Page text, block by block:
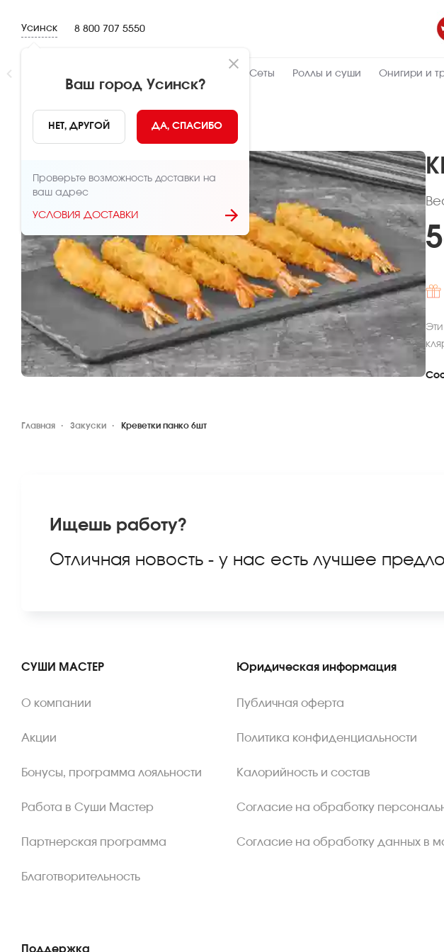
Усинск
Ваш город Усинск?
НЕТ, ДРУГОЙ ДА, СПАСИБО
Проверьте возможность доставки на
ваш адрес
УСЛОВИЯ ДОСТАВКИ
8 800 707 5550
Сеты Роллы и суши Онигири и
НАЗАД
Главная Закуски Креветки панко 6шт
Ищешь работу?
Отличная новость - у нас есть лучшее
СУШИ МАСТЕР
О компании
Акции
Бонусы, программа лояльности
Работа в Суши Мастер
Партнерская программа
Благотворительность
Юридическая информация
Публичная оферта
Политика конфиденциальности
Калорийность и состав
Согласие на обработку
Согласие на обработку данных в
Поддержка